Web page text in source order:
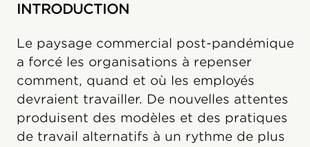
INTRODUCTION
Le paysage commercial post-pandémique
a forcé les organisations à repenser
comment, quand et où les employés
devraient travailler. De nouvelles attentes
produisent des modèles et des pratiques
de travail alternatifs à un rythme de plus